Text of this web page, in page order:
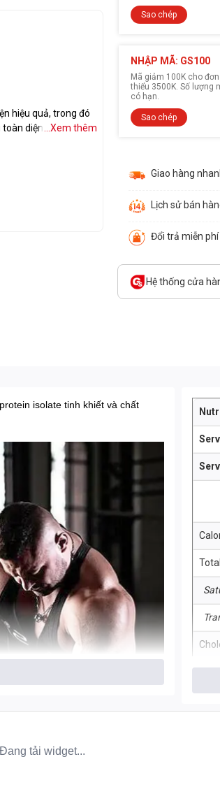
hiệu quả, trong đó
diện LeanBody.
...Xem thêm
Sao chép
NHẬP MÃ: GS100
Mã giảm 100K cho
thiểu 3500K. Số lượng
có hạn.
Sao chép
Giao hàng
Lịch sử bán
Đổi trả miễn
Hệ thống cửa
isolate tinh khiết và chất